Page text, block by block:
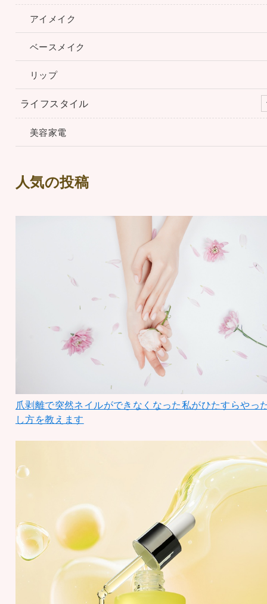
アイメイク
ベースメイク
リップ
ライフスタイル
美容家電
人気の投稿
爪剥離で突然ネイルができなくなった私がひたすらやっ
し方を教えます